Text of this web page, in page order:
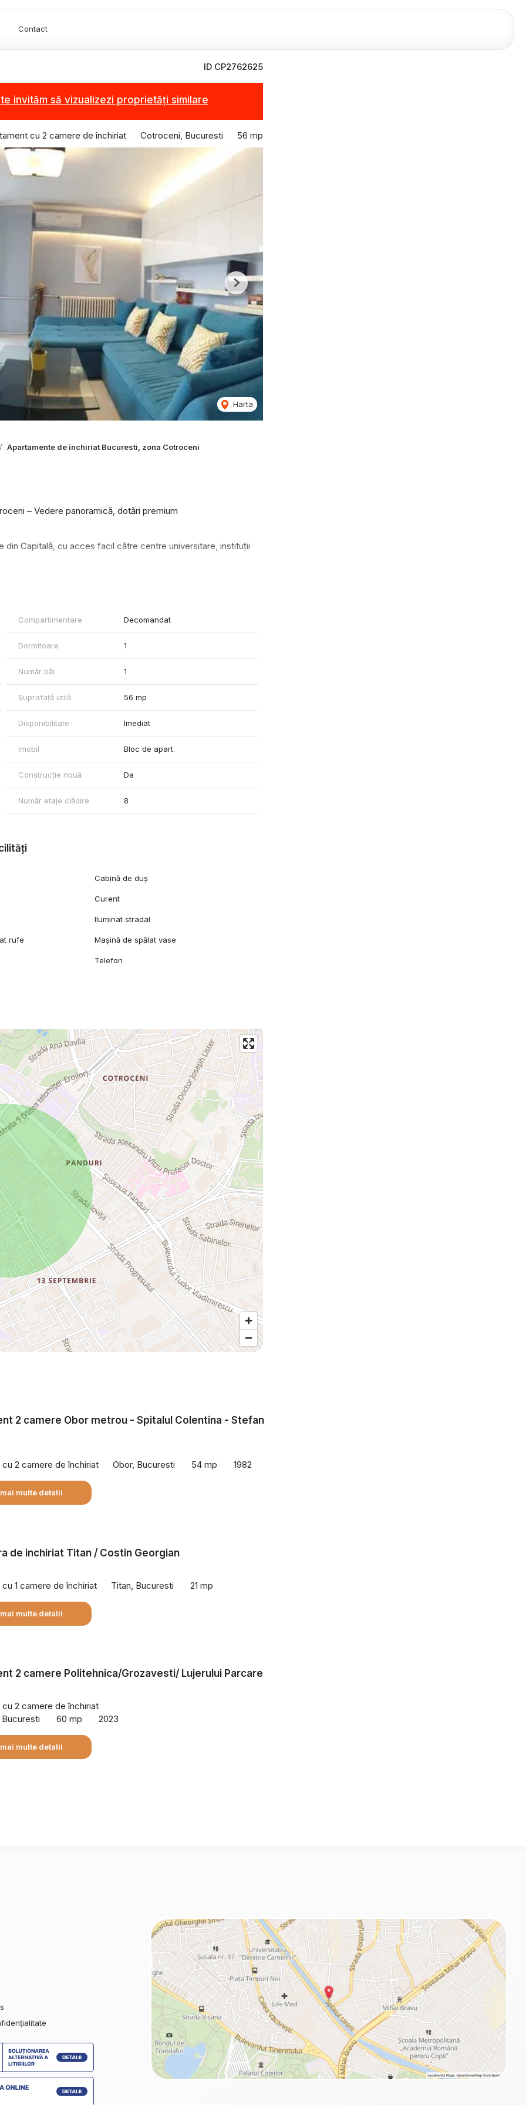
Contact
ID CP2762625
te invităm să vizualizezi proprietăți similare
cu 2 camere de închiriat Cotroceni, Bucuresti 56 mp
Harta
Next
Apartamente de închiriat Bucuresti, zona Cotroceni
– Vedere panoramică, dotări premium
Capitală, cu acces facil către centre universitare, instituții
și cartierul Cotroceni
depozitare optim integrate și finisaje de calitate superioară:
Light, Microsoft, Samsung Plaza
etc.
Opera Națională, Palatul Cotroceni, Palatul Parlamentului
Spitalul Militar, Institutul Victor Babeș, Stadion
Compartimentare Decomandat
Dormitoare 1
Număr băi 1
Suprafață utilă 56 mp
Disponibilitate Imediat
Imobil Bloc de apart.
Construcție nouă Da
Număr etaje clădire 8
Cabină de duș
Curent
Iluminat stradal
rufe Mașină de spălat vase
Telefon
2 camere Obor metrou - Spitalul Colentina - Stefan
2 camere de închiriat Obor, Bucuresti 54 mp 1982
multe detalii
de inchiriat Titan / Costin Georgian
1 camere de închiriat Titan, Bucuresti 21 mp
multe detalii
2 camere Politehnica/Grozavesti/ Lujerului Parcare
2 camere de închiriat
60 mp 2023
multe detalii